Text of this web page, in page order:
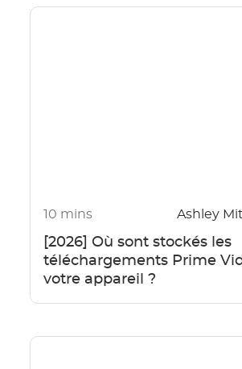
10 mins Ashley
[2026] Où sont stockés les
téléchargements Prime
votre appareil ?